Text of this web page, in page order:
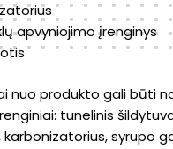
apvyniojimo įrenginys
nuo produkto gali būti
tunelinis
syrupo